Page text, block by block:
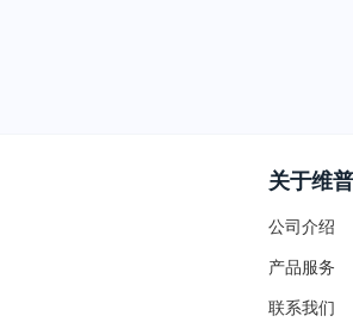
关于维普
公司介绍
产品服务
联系我们